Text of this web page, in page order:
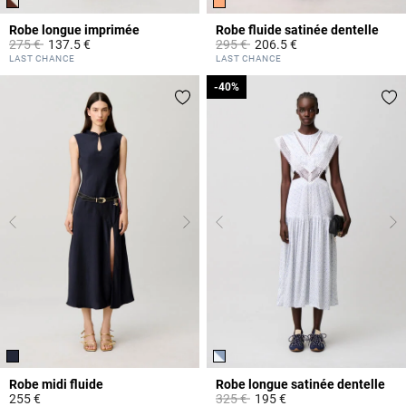
Robe longue imprimée
Prix réduit à partir de
275 €à137.5 €
5 out of 5 Customer Rating
LAST CHANCE
Robe fluide satinée dentelle
Prix réduit à partir de
295 €à206.5 €
5 out of 5 Customer Rating
LAST CHANCE
Robe midi fluide
255 €
Robe longue satinée dentelle
Prix réduit à partir de
325 €à
-40%
195 €
-40%